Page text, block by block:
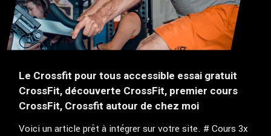
Le Crossfit pour tous accessible essai gratuit
CrossFit, découverte CrossFit, premier cours
CrossFit, Crossfit autour de chez moi
Voici un article prêt à intégrer sur votre site. # Cours 3x